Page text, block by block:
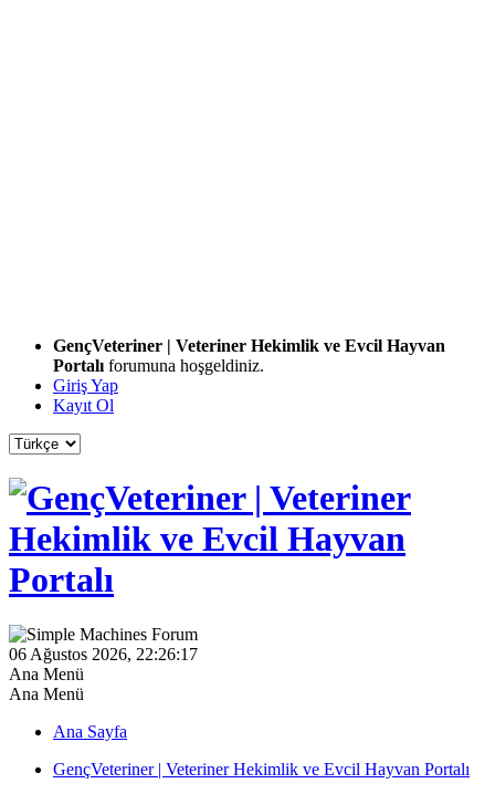
GençVeteriner | Veteriner Hekimlik ve Evcil Hayvan
Portalı forumuna hoşgeldiniz.
Giriş Yap
Kayıt Ol
06 Ağustos 2026, 22:26:17
Ana Menü
Ana Menü
Ana Sayfa
GençVeteriner | Veteriner Hekimlik ve Evcil Hayvan Portalı